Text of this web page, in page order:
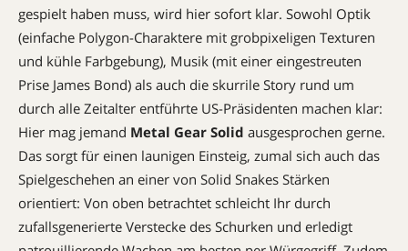
gespielt haben muss, wird hier sofort klar. Sowohl Optik
(einfache Polygon-Charaktere mit grobpixe­ligen Texturen
und kühle Farbgebung), Musik (mit einer eingestreuten
Prise James Bond) als auch die skurrile Story rund um
durch alle Zeitalter entführte US-Präsidenten machen klar:
Hier mag jemand Metal Gear Solid ausgesprochen gerne.
Das sorgt für einen launigen Einsteig, zumal sich auch das
Spielgeschehen an einer von Solid Snakes Stärken
orientiert: Von oben betrachtet schleicht Ihr durch
zufallsgenerierte Verstecke des Schurken und erledigt